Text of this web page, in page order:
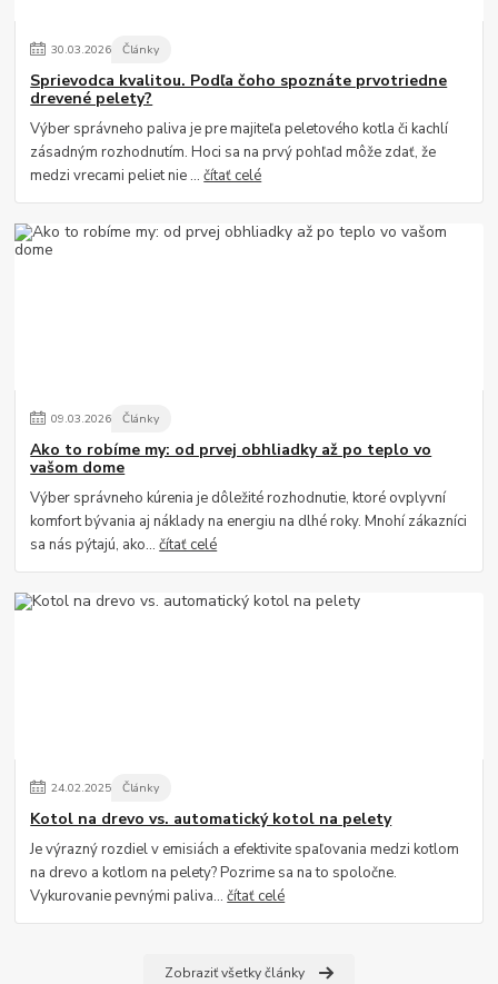
30.03.2026 Články
Sprievodca kvalitou. Podľa čoho spoznáte prvotriedne
drevené pelety?
Výber správneho paliva je pre majiteľa peletového kotla či kachlí
zásadným rozhodnutím. Hoci sa na prvý pohľad môže zdať, že
medzi vrecami peliet nie ...čítať celé
09.03.2026 Články
Ako to robíme my: od prvej obhliadky až po teplo vo
vašom dome
Výber správneho kúrenia je dôležité rozhodnutie, ktoré ovplyvní
komfort bývania aj náklady na energiu na dlhé roky. Mnohí zákazníci
sa nás pýtajú, ako...čítať celé
24.02.2025 Články
Kotol na drevo vs. automatický kotol na pelety
Je výrazný rozdiel v emisiách a efektivite spaľovania medzi kotlom
na drevo a kotlom na pelety? Pozrime sa na to spoločne.
Vykurovanie pevnými paliva...čítať celé
Zobraziť všetky články